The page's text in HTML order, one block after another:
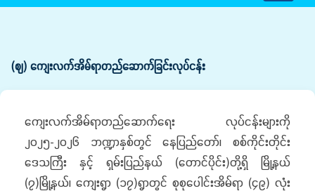
(ဈ) ကျေးလက်အိမ်ရာတည်ဆောက်ခြင်းလုပ်ငန်း
ကျေးလက်အိမ်ရာတည်ဆောက်ရေး လုပ်ငန်းများကို
၂၀၂၅-၂၀၂၆ ဘဏ္ဍာနှစ်တွင် နေပြည်တော်၊ စစ်ကိုင်းတိုင်း
ဒေသကြီး နှင့် ရှမ်းပြည်နယ် (တောင်ပိုင်း)တို့ရှိ မြို့နယ်
(၇)မြို့နယ်၊ ကျေးရွာ (၁၇)ရွာတွင် စုစုပေါင်းအိမ်ရာ (၄၉) လုံး